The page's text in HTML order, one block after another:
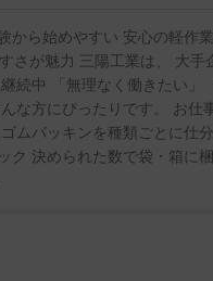
から始めやすい 安心の軽作
さが魅力 三陽工業は、 大手
続中 「無理なく働きたい」
な方にぴったりです。 お仕
ムパッキンを種類ごとに仕
ク 決められた数で袋・箱に